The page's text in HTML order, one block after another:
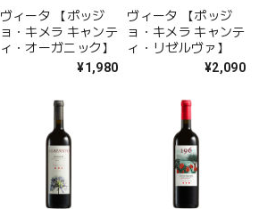
ヴィータ 【ポッジ
ョ・キメラ キャンテ
ィ・オーガニック】
¥1,980
ヴィータ 【ポッジ
ョ・キメラ キャンテ
ィ・リゼルヴァ】
¥2,090